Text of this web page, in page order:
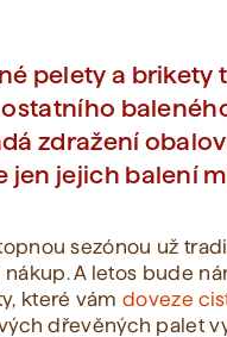
pelety a
ostatního
zdražení
jejich balení
sezónou už
A letos bude
které vámdoveze
dřevěných palet